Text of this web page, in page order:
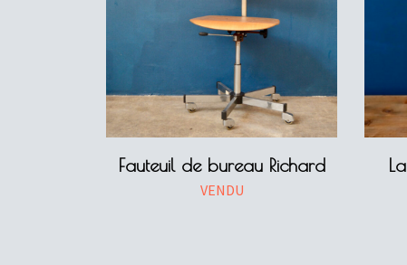
Fauteuil de bureau Richard
VENDU